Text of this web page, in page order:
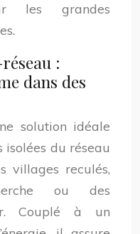
les grandes
:
dans des
solution idéale
du réseau
villages reculés,
ou des
Couplé à un